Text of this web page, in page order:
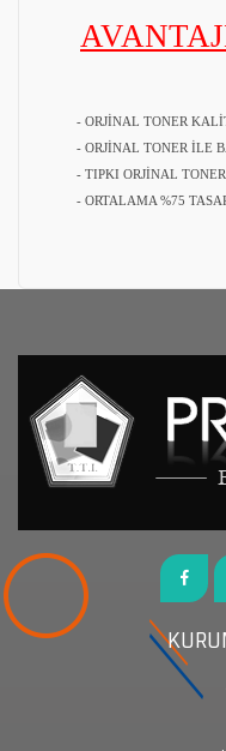
- ORJİNAL TONER
- ORJİNAL TONER İLE
- TIPKI ORJİNAL TONER
- ORTALAMA %75